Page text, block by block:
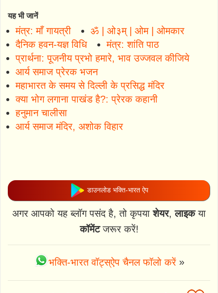
यह भी जानें
मंत्र: माँ गायत्री
ॐ | ओ३म् | ओम | ओमकार
दैनिक हवन-यज्ञ विधि
मंत्र: शांति पाठ
प्रार्थना: पूजनीय प्रभो हमारे, भाव उज्जवल कीजिये
आर्य समाज प्रेरक भजन
महाभारत के समय से दिल्ली के प्रसिद्ध मंदिर
क्या भोग लगाना पाखंड है?: प्रेरक कहानी
हनुमान चालीसा
आर्य समाज मंदिर, अशोक विहार
डाउनलोड भक्ति-भारत ऐप
अगर आपको यह ब्लॉग पसंद है, तो कृपयाशेयर,लाइकया
कॉमेंटजरूर करें!
भक्ति-भारत वॉट्स्ऐप चैनल फॉलो करें»